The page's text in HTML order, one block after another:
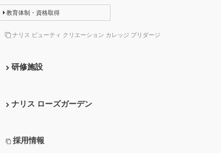
教育体制・資格取得
ナリス ビューティ クリエーション カレッジ プリダージ
研修施設
ナリス ローズガーデン
採用情報